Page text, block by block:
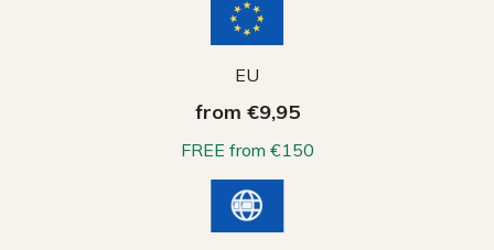
EU
from €9,95
FREE from €150